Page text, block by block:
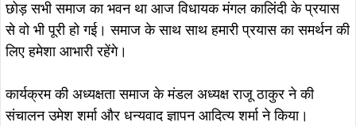
छोड़ सभी समाज का भवन था आज विधायक मंगल कालिंदी के प्रयास
से वो भी पूरी हो गई। समाज के साथ साथ हमारी प्रयास का समर्थन की
लिए हमेशा आभारी रहेंगे।
कार्यक्रम की अध्यक्षता समाज के मंडल अध्यक्ष राजू ठाकुर ने की
संचालन उमेश शर्मा और धन्यवाद ज्ञापन आदित्य शर्मा ने किया।